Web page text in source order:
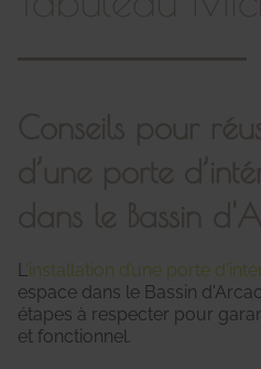
L'installation d’une porte
espace dans le Bassin
étapes à respecter pour
et fonctionnel.